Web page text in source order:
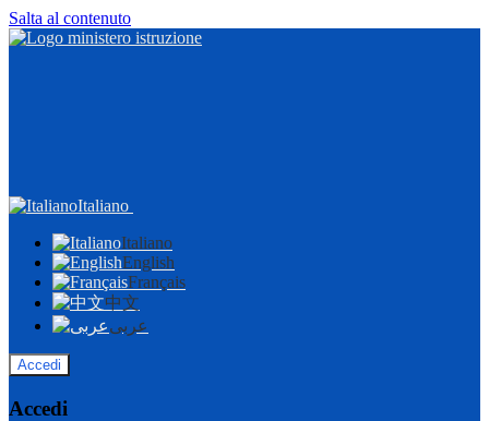
Salta al contenuto
Italiano
Italiano
English
Français
中文
عربى
Accedi
Accedi